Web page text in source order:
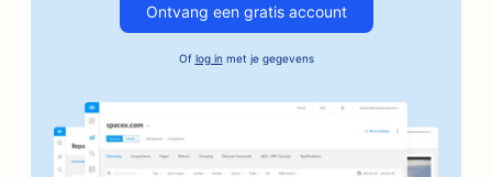
SEO voor autobedrijven
SEO voor borgtochtdiensten
SEO voor banken
SEO voor bakkerijen
Ontvang een gratis account
Of log in met je gegevens